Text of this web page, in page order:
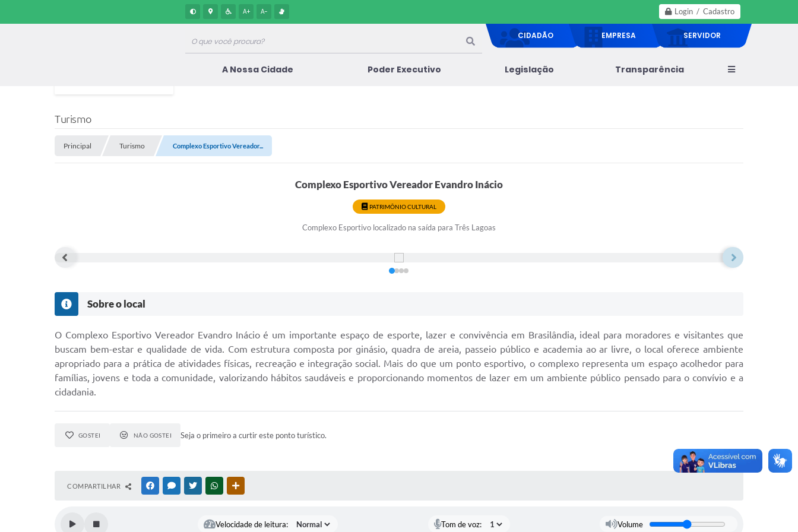
Login / Cadastro
A+ A-
CIDADÃO EMPRESA SERVIDOR
A Nossa Cidade Poder Executivo Legislação Transparência
Turismo
Principal Turismo Complexo Esportivo Vereador...
Complexo Esportivo Vereador Evandro Inácio
PATRIMÔNIO CULTURAL
Complexo Esportivo localizado na saída para Três Lagoas
Sobre o local
O Complexo Esportivo Vereador Evandro Inácio é um importante espaço de esporte, lazer e convivência em Brasilândia, ideal para moradores e visitantes que
buscam bem-estar e qualidade de vida. Com estrutura composta por ginásio, quadra de areia, passeio público e academia ao ar livre, o local oferece ambiente
apropriado para a prática de atividades físicas, recreação e integração social. Mais do que um ponto esportivo, o complexo representa um espaço acolhedor para
famílias, jovens e toda a comunidade, valorizando hábitos saudáveis e proporcionando momentos de lazer em um ambiente público pensado para o convívio e a
cidadania.
GOSTEI NÃO GOSTEI Seja o primeiro a curtir este ponto turístico.
COMPARTILHAR FACEBOOKMESSENGER
TWITTERWHATSAPP
Velocidade de leitura: Tom de voz: Volume